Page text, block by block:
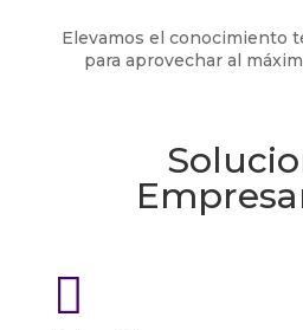
Elevamos el conocimiento
para aprovechar al
